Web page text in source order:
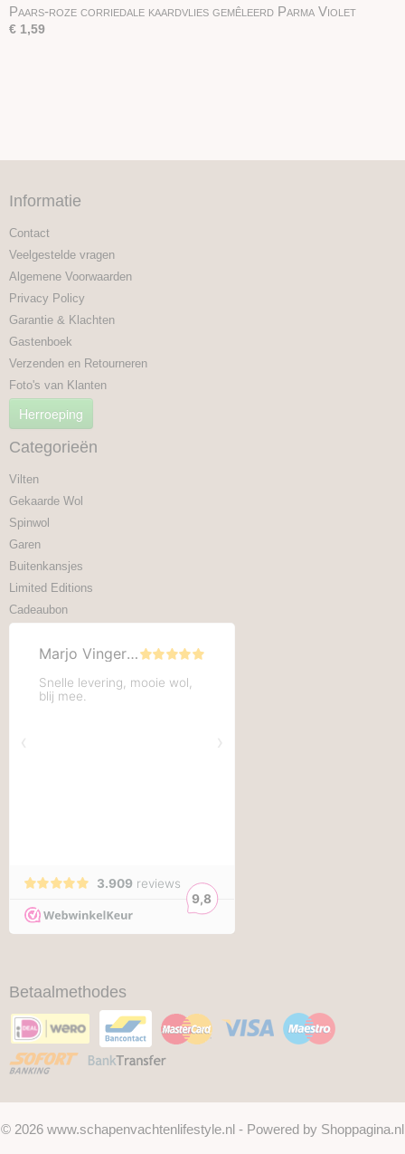
Paars-roze corriedale kaardvlies gemêleerd Parma Violet
€ 1,59
Informatie
Contact
Veelgestelde vragen
Algemene Voorwaarden
Privacy Policy
Garantie & Klachten
Gastenboek
Verzenden en Retourneren
Foto's van Klanten
Herroeping
Categorieën
Vilten
Gekaarde Wol
Spinwol
Garen
Buitenkansjes
Limited Editions
Cadeaubon
Betaalmethodes
© 2026 www.schapenvachtenlifestyle.nl - Powered by Shoppagina.nl